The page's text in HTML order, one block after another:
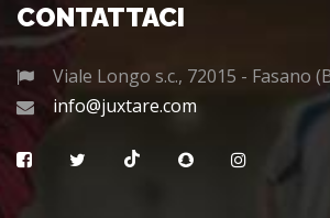
CONTATTACI
Viale Longo s.c., 72015 - Fasano
info@juxtare.com